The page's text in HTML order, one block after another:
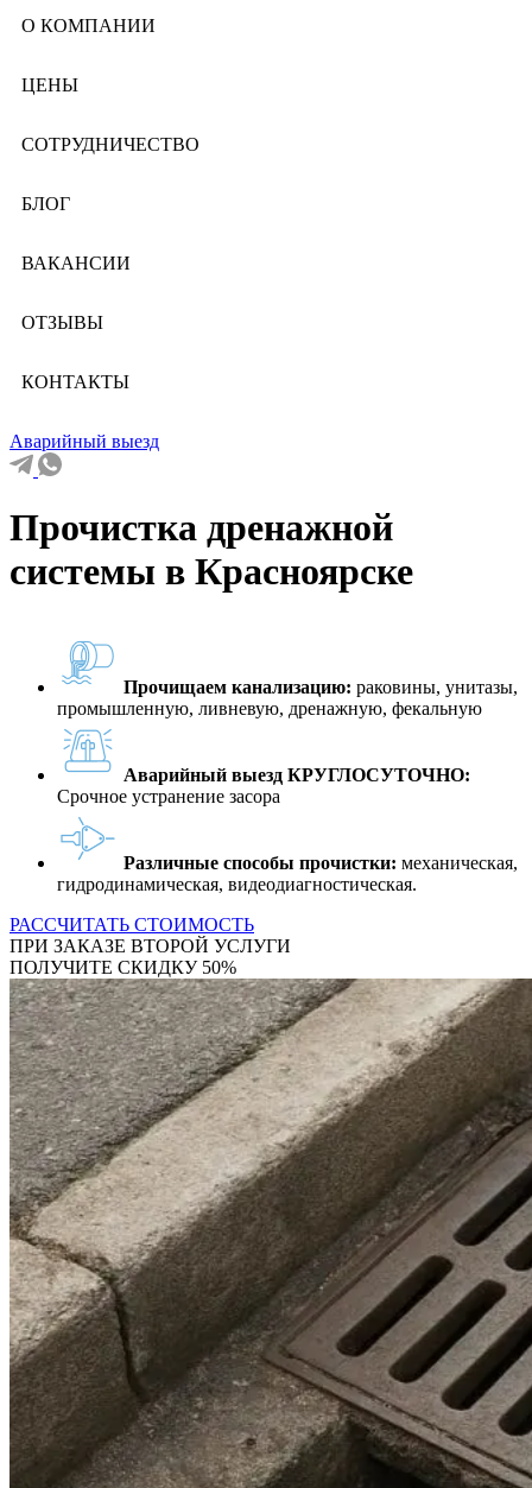
О КОМПАНИИ
ЦЕНЫ
СОТРУДНИЧЕСТВО
БЛОГ
ВАКАНСИИ
ОТЗЫВЫ
КОНТАКТЫ
Аварийный выезд
Прочистка дренажной
системы в Красноярске
Прочищаем канализацию: раковины, унитазы,
промышленную, ливневую, дренажную, фекальную
Аварийный выезд КРУГЛОСУТОЧНО:
Срочное устранение засора
Различные способы прочистки: механическая,
гидродинамическая, видеодиагностическая.
РАССЧИТАТЬ СТОИМОСТЬ
ПРИ ЗАКАЗЕ ВТОРОЙ УСЛУГИ
ПОЛУЧИТЕ СКИДКУ 50%